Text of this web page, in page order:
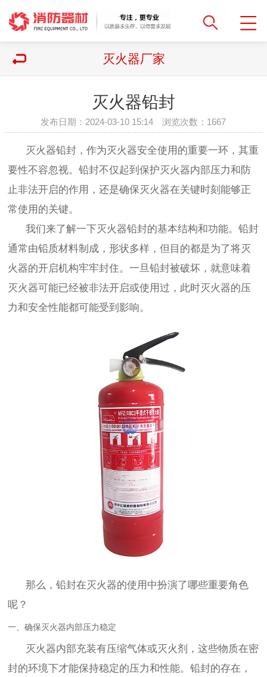
灭火器厂家
灭火器铅封
发布日期：2024-03-10 15:14 浏览次数： 1667
灭火器铅封，作为灭火器安全使用的重要一环，其重
要性不容忽视。铅封不仅起到保护灭火器内部压力和防
止非法开启的作用，还是确保灭火器在关键时刻能够正
常使用的关键。
我们来了解一下灭火器铅封的基本结构和功能。铅封
通常由铅质材料制成，形状多样，但目的都是为了将灭
火器的开启机构牢牢封住。一旦铅封被破坏，就意味着
灭火器可能已经被非法开启或使用过，此时灭火器的压
力和安全性能都可能受到影响。
那么，铅封在灭火器的使用中扮演了哪些重要角色
呢？
一、确保灭火器内部压力稳定
灭火器内部充装有压缩气体或灭火剂，这些物质在密
封的环境下才能保持稳定的压力和性能。铅封的存在，